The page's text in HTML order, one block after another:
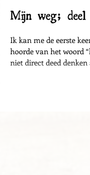
Mijn weg;
Ik kan me de eerste
hoorde van het woord
niet direct deed denken